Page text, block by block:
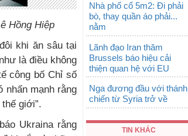
Hồng Hiệp
khi ăn sâu tại
là điều không
công bố Chỉ số
nhấn mạnh rằng
giới”.
Ukraina rằng
Nhà phố cổ 5m2: Đi phải
bò, thay quần áo phải...
nằm
Lãnh đạo Iran thăm
Brussels báo hiệu cải
thiện quan hệ với EU
Nga đương đầu với thánh
chiến từ Syria trở về
TIN KHÁC